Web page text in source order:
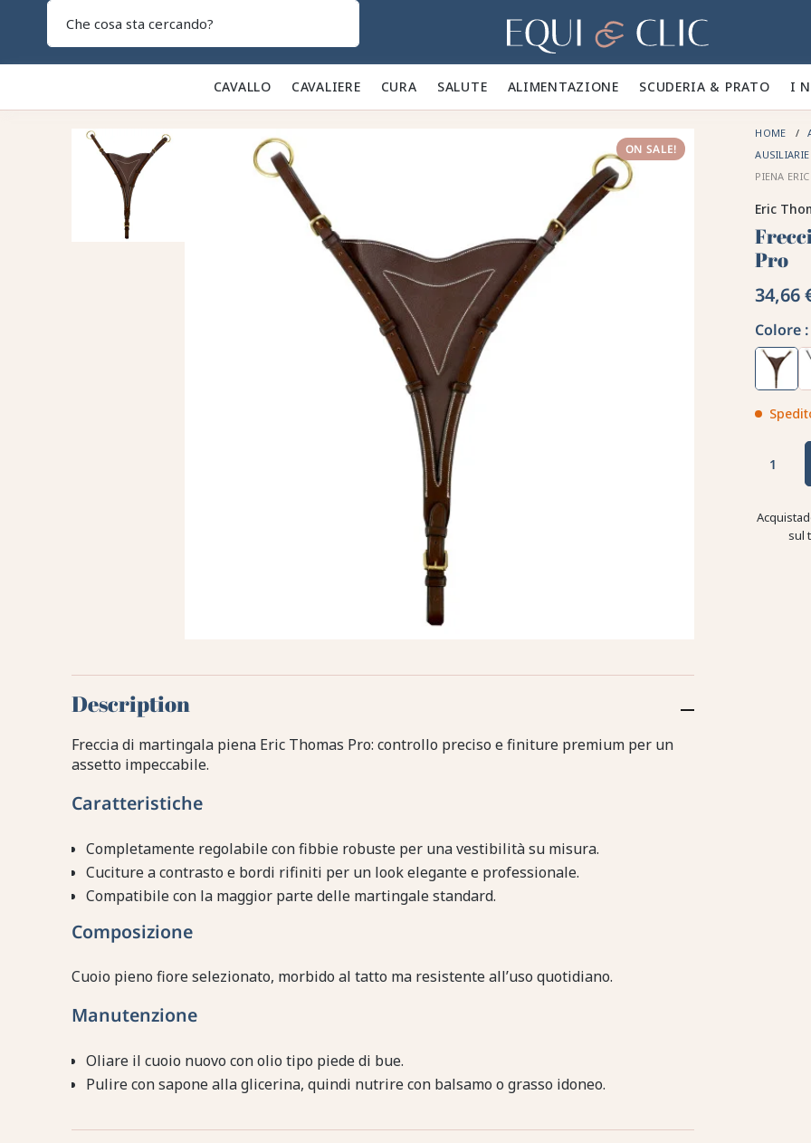
Casa
CAVALLO 🐎 CAVALIERE 👕 CURA 🪮 SALUTE ✨ ALIMENTAZIONE 🥕 SCUDERIA & PRATO 🍃 I
ON SALE!
HOME
PIENA
Eric
Pro
34,66
Colore :
sul
Description
Freccia di martingala piena Eric Thomas Pro: controllo preciso e finiture premium per un
assetto impeccabile.
Caratteristiche
Completamente regolabile con fibbie robuste per una vestibilità su misura.
Cuciture a contrasto e bordi rifiniti per un look elegante e professionale.
Compatibile con la maggior parte delle martingale standard.
Composizione
Cuoio pieno fiore selezionato, morbido al tatto ma resistente all’uso quotidiano.
Manutenzione
Oliare il cuoio nuovo con olio tipo piede di bue.
Pulire con sapone alla glicerina, quindi nutrire con balsamo o grasso idoneo.